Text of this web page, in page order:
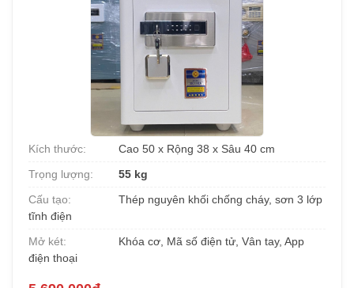
Kích thước:
Cao 50 x Rộng 38 x Sâu 40 cm
Trọng lượng:
55 kg
Cấu tạo:
Thép nguyên khối chống cháy, sơn 3 lớp
tĩnh điện
Mở két:
Khóa cơ, Mã số điện tử, Vân tay, App
điện thoại